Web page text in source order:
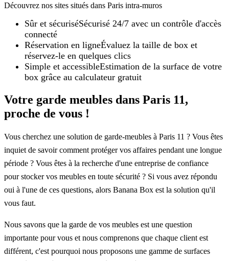
Découvrez nos sites situés dans Paris intra-muros
Sûr et sécuriséSécurisé 24/7 avec un contrôle d'accès
connecté
Réservation en ligneÉvaluez la taille de box et
réservez-le en quelques clics
Simple et accessibleEstimation de la surface de votre
box grâce au calculateur gratuit
Votre garde meubles dans Paris 11,
proche de vous !
Vous cherchez une solution de garde-meubles à Paris 11 ? Vous êtes
inquiet de savoir comment protéger vos affaires pendant une longue
période ? Vous êtes à la recherche d'une entreprise de confiance
pour stocker vos meubles en toute sécurité ? Si vous avez répondu
oui à l'une de ces questions, alors Banana Box est la solution qu'il
vous faut.
Nous savons que la garde de vos meubles est une question
importante pour vous et nous comprenons que chaque client est
différent, c'est pourquoi nous proposons une gamme de surfaces